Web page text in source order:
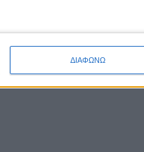
ΔΙΑΦΩΝΩ